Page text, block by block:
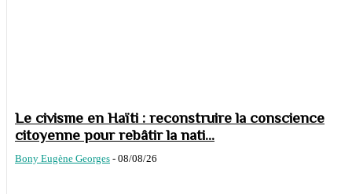
Le civisme en Haïti : reconstruire la conscience
citoyenne pour rebâtir la nati...
Bony Eugène Georges - 08/08/26